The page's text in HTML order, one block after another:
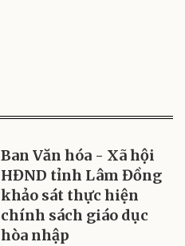
Ban Văn hóa - Xã hội
HĐND tỉnh Lâm Đồng
khảo sát thực hiện
chính sách giáo dục
hòa nhập